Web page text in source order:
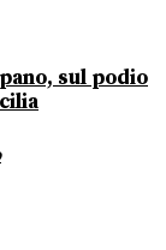
sul podio